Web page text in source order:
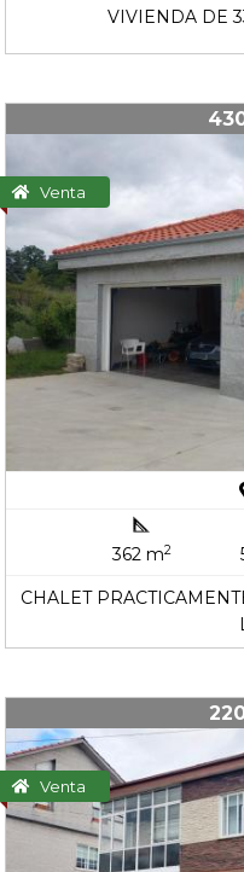
VIVIENDA DE
Venta
362 m2
CHALET
Venta